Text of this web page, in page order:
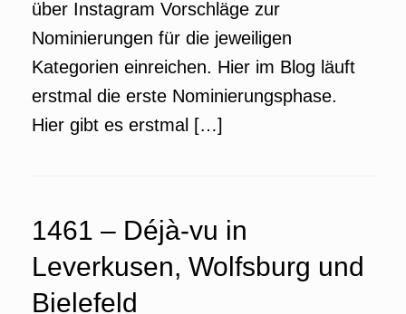
über Instagram Vorschläge zur
Nominierungen für die jeweiligen
Kategorien einreichen. Hier im Blog läuft
erstmal die erste Nominierungsphase.
Hier gibt es erstmal […]
1461 – Déjà-vu in
Leverkusen, Wolfsburg und
Bielefeld